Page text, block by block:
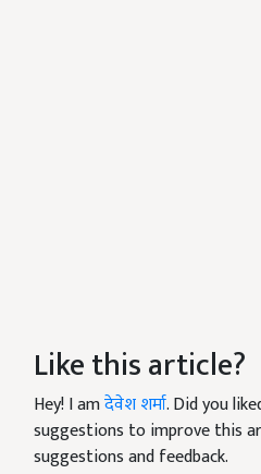
Like this article?
Hey! I amदेवेश शर्मा. Did you
suggestions to improve this
suggestions and feedback.